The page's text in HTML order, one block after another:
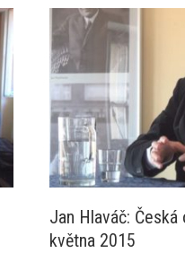
Jan Hlaváč: Česká
května 2015